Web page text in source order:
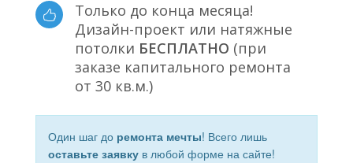
Только до конца месяца!
Дизайн-проект или натяжные
потолки БЕСПЛАТНО (при
заказе капитального ремонта
от 30 кв.м.)
Один шаг до ремонта мечты! Всего лишь
оставьте заявку в любой форме на сайте!